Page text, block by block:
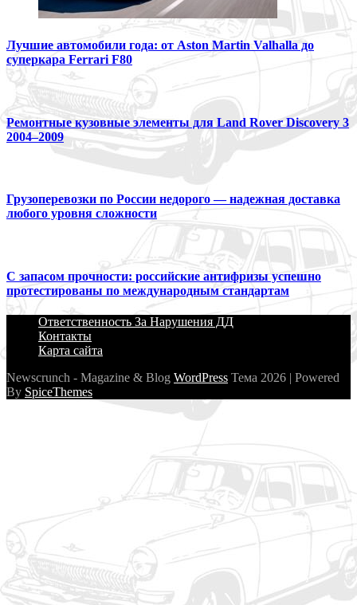
Лучшие автомобили года: от Aston Martin Valhalla до
суперкара Ferrari F80
Ремонтные кузовные элементы для Land Rover Discovery 3
2004–2009
Грузоперевозки по России недорого — надежная доставка
любого уровня сложности
С запасом прочности: российские антифризы успешно
протестированы по международным стандартам
Ответственность За Нарушения ДД
Контакты
Карта сайта
Newscrunch - Magazine & Blog WordPress Тема 2026 | Powered
By SpiceThemes